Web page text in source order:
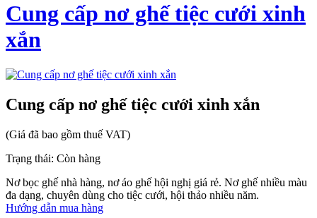
Cung cấp nơ ghế tiệc cưới xinh
xắn
Cung cấp nơ ghế tiệc cưới xinh xắn
(Giá đã bao gồm thuế VAT)
Trạng thái: Còn hàng
Nơ bọc ghế nhà hàng, nơ áo ghế hội nghị giá rẻ. Nơ ghế nhiều màu
đa dạng, chuyên dùng cho tiệc cưới, hội thảo nhiều năm.
Hướng dẫn mua hàng